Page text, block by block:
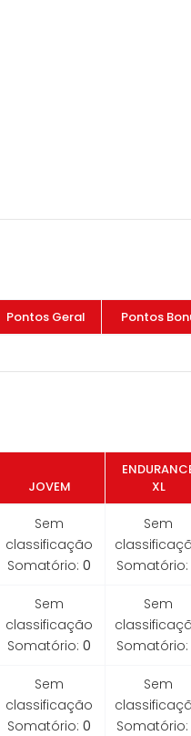
Pontos Geral Pontos
JOVEM
XL
Sem
classificação
Somatório: 0
Sem
Somatório:
Sem
classificação
Somatório: 0
Sem
Somatório:
Sem
classificação
Somatório: 0
Sem
Somatório: